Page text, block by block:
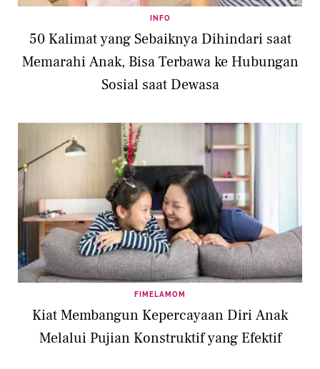
INFO
50 Kalimat yang Sebaiknya Dihindari saat
Memarahi Anak, Bisa Terbawa ke Hubungan
Sosial saat Dewasa
FIMELAMOM
Kiat Membangun Kepercayaan Diri Anak
Melalui Pujian Konstruktif yang Efektif